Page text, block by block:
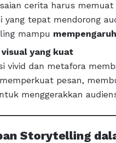
cerita harus
yang tepat mendorong
mampu
visual yang kuat
vivid dan metafora
pesan,
menggerakkan
Storytelling